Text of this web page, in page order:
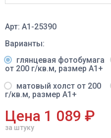
Арт: A1-25390
Варианты:
глянцевая фотобумага
от 200 г/кв.м, размер A1+
матовый холст от 200
г/кв.м, размер A1+
Цена 1 089 ₽
за штуку